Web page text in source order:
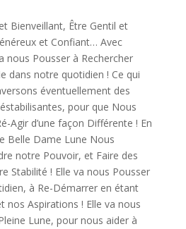
Bienveillant, Être Gentil et
et Confiant… Avec
nous Pousser à Rechercher
dans notre quotidien ! Ce qui
éventuellement des
pour que Nous
Agir d’une façon Différente ! En
Belle Dame Lune Nous
notre Pouvoir, et Faire des
Stabilité ! Elle va nous Pousser
à Re-Démarrer en étant
nos Aspirations ! Elle va nous
Lune, pour nous aider à